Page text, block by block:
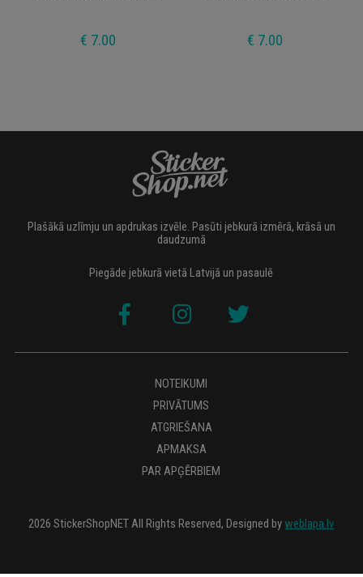
€ 7.00 € 7.00
Plašākā uzlīmju un apdrukas izvēle. Pasūti jebkurā izmērā, krāsā un
daudzumā
Piegāde jebkurā vietā Latvijā un pasaulē
NOTEIKUMI
PRIVĀTUMS
ATGRIEŠANA
APMAKSA
PAR APĢĒRBIEM
2026 StickerShopNET All Rights Reserved, Designed by weblapa.lv